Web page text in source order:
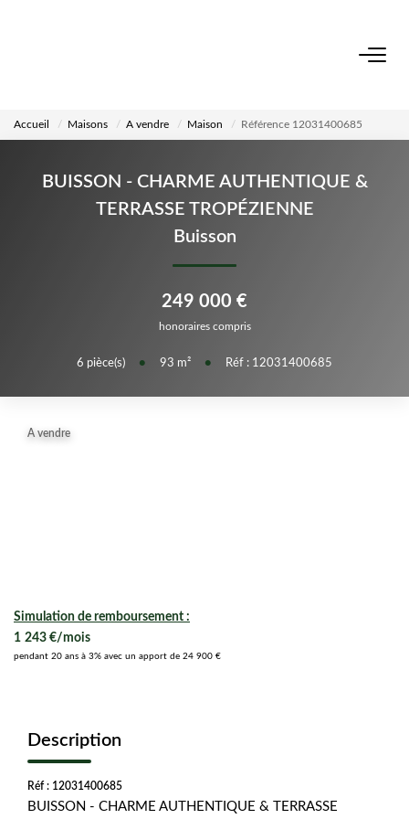
VENDRE UN BIEN
NOUS REJOINDRE
CONTACT
Accueil Maisons A vendre Maison Référence 12031400685
BUISSON - CHARME AUTHENTIQUE &
TERRASSE TROPÉZIENNE
Buisson
249 000 €
honoraires compris
6 pièce(s) • 93 m² • Réf : 12031400685
A vendre
Simulation de remboursement :
1 243 €/mois
pendant 20 ans à 3% avec un apport de 24 900 €
Description
Réf : 12031400685
BUISSON - CHARME AUTHENTIQUE & TERRASSE